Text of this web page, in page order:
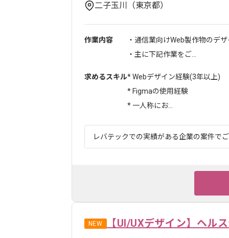
二子玉川（東京都）
作業内容
・通信業向けWeb製作物のデ
・主に下記作業をご...
求めるスキル* Webデザイン経験(3年以上)
* Figmaの使用経験
* 一人称にお...
レバテックでの実績がある企業の案件で
NEW 【UI/UXデザイン】ヘル